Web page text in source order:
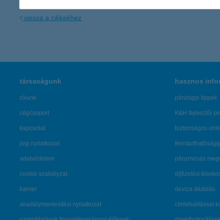
vissza a cikkekhez
társaságunk
rólunk
cégcsoport
kapcsolat
jogi nyilatkozat
adatvédelem
cookie szabályzat
karrier
akadálymentesítési nyilatkozat
hasznos
pénzügyi tippek
K&H fejlesztői
biztonságos
pénzmosás
díjfizetési
deviza átutalás
címletváltással